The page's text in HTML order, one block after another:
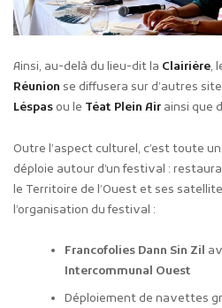
Ainsi, au-delà du lieu-dit la Clairière,
Réunion se diffusera sur d’autres
Léspasou le Téat Plein Air ainsi que
Outre l’aspect culturel, c’est toute
déploie autour d’un festival :
le Territoire de l’Ouest et ses
l’organisation du festival :
Francofolies Dann Sin Zil
Intercommunal Ouest
Déploiement de navettes